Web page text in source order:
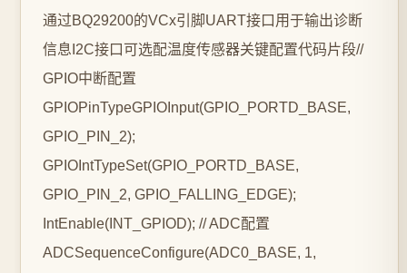
通过BQ29200的VCx引脚UART接口用于输出诊断
信息I2C接口可选配温度传感器关键配置代码片段//
GPIO中断配置
GPIOPinTypeGPIOInput(GPIO_PORTD_BASE,
GPIO_PIN_2);
GPIOIntTypeSet(GPIO_PORTD_BASE,
GPIO_PIN_2, GPIO_FALLING_EDGE);
IntEnable(INT_GPIOD); // ADC配置
ADCSequenceConfigure(ADC0_BASE, 1,